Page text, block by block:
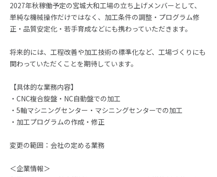
2027年秋稼働予定の宮城大和工場の立ち上げメンバーとして、
単純な機械操作だけではなく、加工条件の調整・プログラム修
正・品質安定化・若手育成などにも携わっていただきます。
将来的には、工程改善や加工技術の標準化など、工場づくりにも
関わっていただくことを期待しています。
【具体的な業務内容】
・CNC複合旋盤・NC自動盤での加工
・5軸マシニングセンター・マシニングセンターでの加工
・加工プログラムの作成・修正
変更の範囲：会社の定める業務
＜企業情報＞